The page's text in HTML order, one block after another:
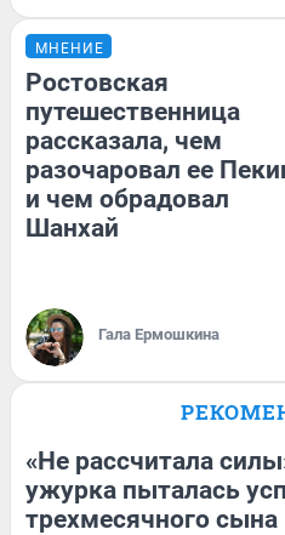
МНЕНИЕ
Ростовская
путешественница
рассказала, чем
разочаровал ее
и чем обрадовал
Шанхай
Гала Ермошкина
«Не рассчитала
ужурка пыталась
трехмесячного сына